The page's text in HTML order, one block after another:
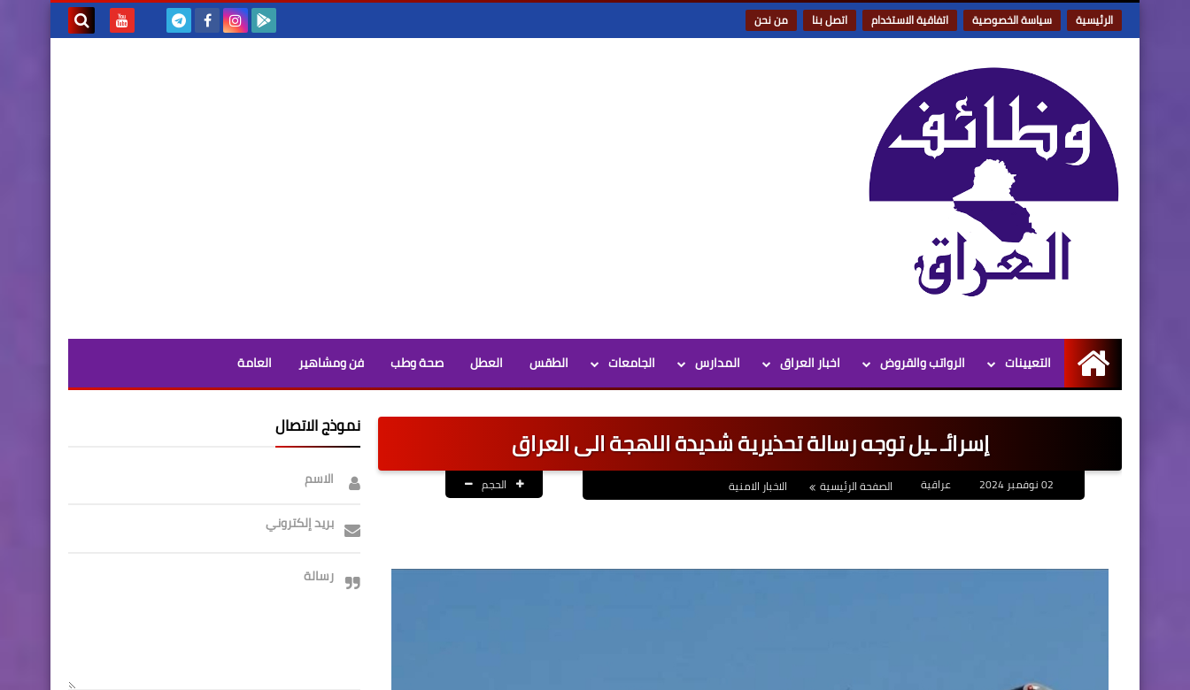
الرئيسية سياسة الخصوصية اتفاقية الاستخدام اتصل بنا من نحن
الرئيسية
التعيينات الرواتب والقروض اخبار العراق المدارس الجامعات الطقس العطل صحة وطب فن ومشاهير العامة
إسرائـ ـيل توجه رسالة تحذيرية شديدة اللهجة الى العراق
عراقية الصفحة الرئيسية الاخبار الامنية الحجم
نموذج الاتصال
الاسم
بريد إلكتروني
رسالة